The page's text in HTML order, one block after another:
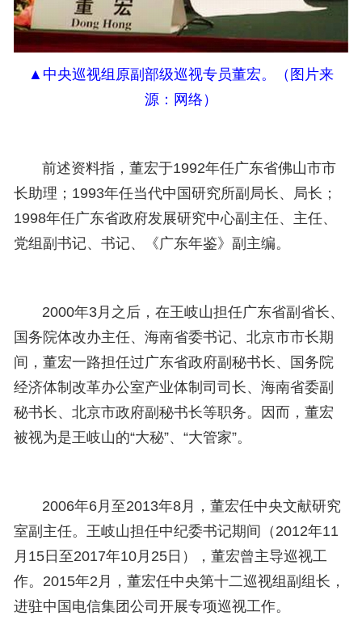
▲中央巡视组 原副部级巡视专员董宏。（ 图片来
源：网络 ）
前述资料指，董宏于1992年任广东省佛山市市
长助理；1993年任当代中国研究所副局长、局长；
1998年任广东省政府发展研究中心副主任、主任、
党组副书记、书记、《广东年鉴》副主编。
2000年3月之后，在王岐山担任广东省副省长、
国务院体改办主任、海南省委书记、北京市市长期
间，董宏一路担任过广东省政府副秘书长、国务院
经济体制改革办公室产业体制司司长、海南省委副
秘书长、北京市政府副秘书长等职务。因而，董宏
被视为是王岐山的“大秘”、“大管家”。
2006年6月至2013年8月，董宏任中央文献研究
室副主任。王岐山担任中纪委书记期间（2012年11
月15日至2017年10月25日），董宏曾主导巡视工
作。2015年2月，董宏任中央第十二巡视组副组长，
进驻中国电信集团公司开展专项巡视工作。